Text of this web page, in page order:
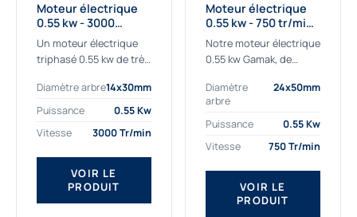
Moteur électrique
0.55 kw - 3000
Tr/min - 230/400V -
IE2
Un moteur électrique
triphasé 0.55 kw de très
vos applications les
plus exigeantes.
triphasé 0.55
kw Gamak...
Diamètre arbre14x30mm
Puissance
0.55 Kw
Vitesse
3000 Tr/min
VOIR LE
PRODUIT
Moteur électrique
0.55 kw - 750 tr/min -
230/400V - IE2
Notre moteur électrique
0.55 kw Gamak, de
adapté à toutes les
applications. Nous
déterminons,
fournissons
des moteurs
asynchrones depuis
Diamètre
arbre
24x50mm
Puissance
0.55 Kw
Vitesse
750 Tr/min
VOIR LE
PRODUIT